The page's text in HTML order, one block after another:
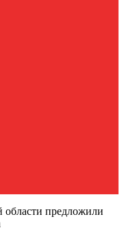
области предложили